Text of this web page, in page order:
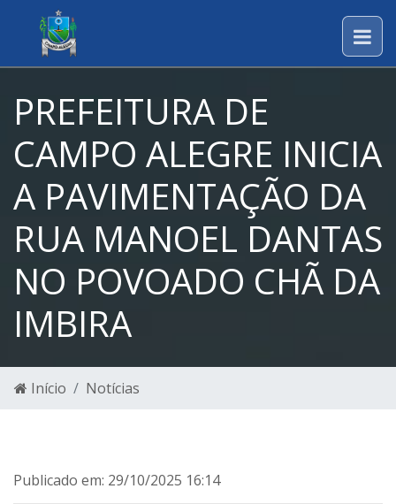
PREFEITURA DE
CAMPO ALEGRE INICIA
A PAVIMENTAÇÃO DA
RUA MANOEL DANTAS
NO POVOADO CHÃ DA
IMBIRA
Início Notícias
Publicado em: 29/10/2025 16:14